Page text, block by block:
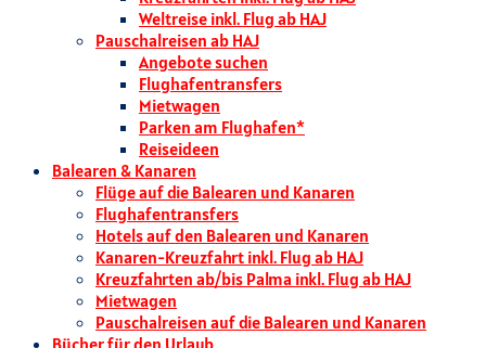
Weltreise inkl. Flug ab HAJ
Pauschalreisen ab HAJ
Angebote suchen
Flughafentransfers
Mietwagen
Parken am Flughafen*
Reiseideen
Balearen & Kanaren
Flüge auf die Balearen und Kanaren
Flughafentransfers
Hotels auf den Balearen und Kanaren
Kanaren-Kreuzfahrt inkl. Flug ab HAJ
Kreuzfahrten ab/bis Palma inkl. Flug ab HAJ
Mietwagen
Pauschalreisen auf die Balearen und Kanaren